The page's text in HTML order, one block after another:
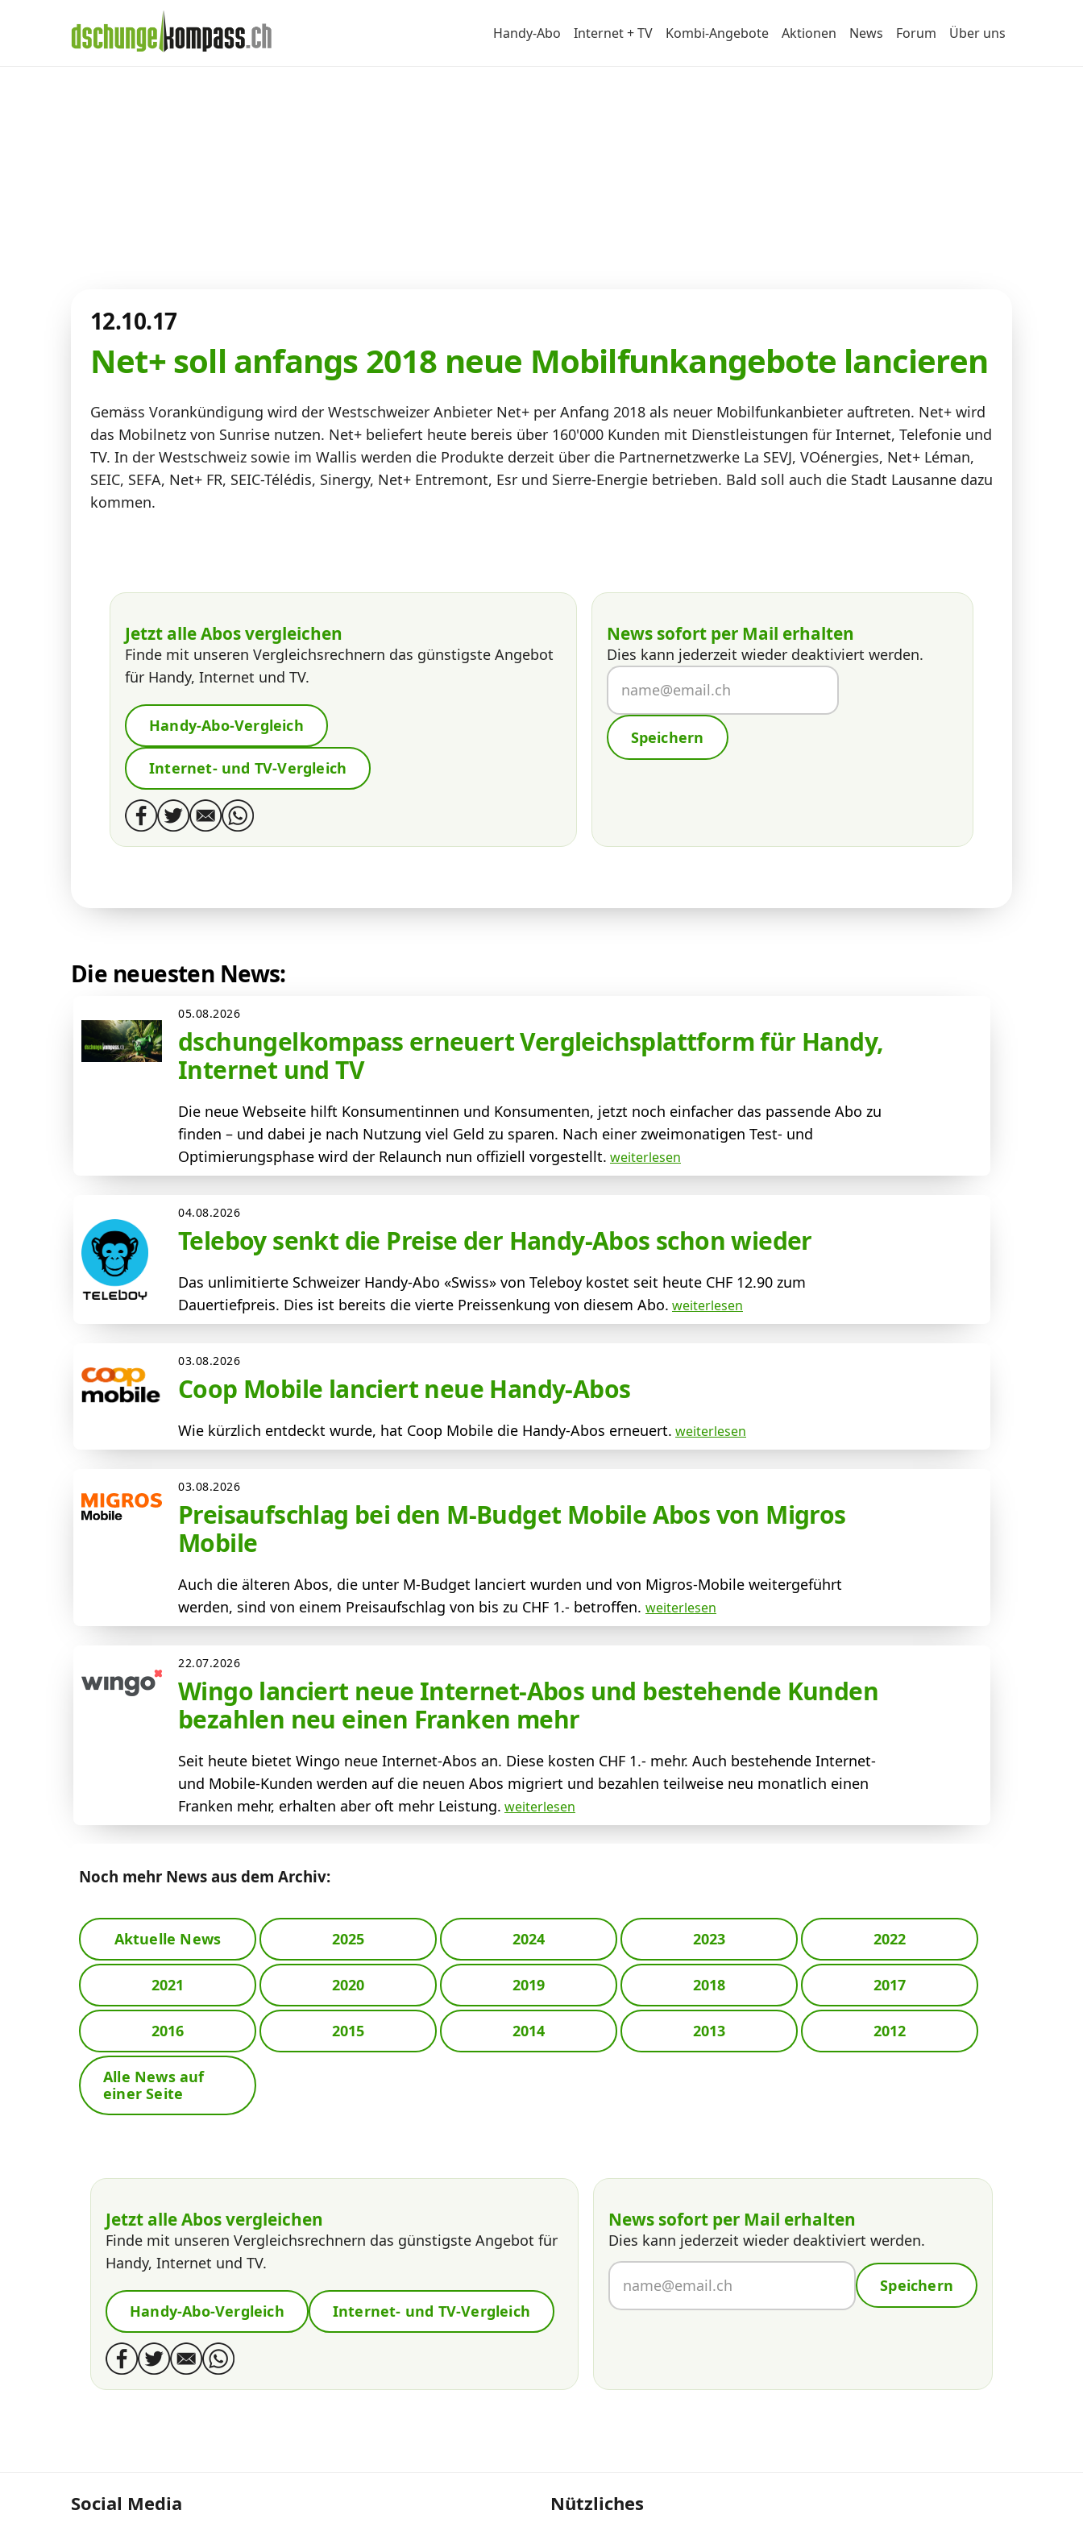
Handy-Abo Internet + TV Kombi-Angebote Aktionen News Forum Über uns
12.10.17
Net+ soll anfangs 2018 neue Mobilfunkangebote lancieren
Gemäss Vorankündigung wird der Westschweizer Anbieter Net+ per Anfang 2018 als neuer Mobilfunkanbieter auftreten. Net+ wird
das Mobilnetz von Sunrise nutzen. Net+ beliefert heute bereis über 160'000 Kunden mit Dienstleistungen für Internet, Telefonie und
TV. In der Westschweiz sowie im Wallis werden die Produkte derzeit über die Partnernetzwerke La SEVJ, VOénergies, Net+ Léman,
SEIC, SEFA, Net+ FR, SEIC-Télédis, Sinergy, Net+ Entremont, Esr und Sierre-Energie betrieben. Bald soll auch die Stadt Lausanne dazu
kommen.
Jetzt alle Abos vergleichen
Finde mit unseren Vergleichsrechnern das günstigste Angebot
für Handy, Internet und TV.
Handy-Abo-Vergleich
Internet- und TV-Vergleich
News sofort per Mail erhalten
Dies kann jederzeit wieder deaktiviert werden.
Speichern
Die neuesten News:
05.08.2026
dschungelkompass erneuert Vergleichsplattform für Handy,
Internet und TV
Die neue Webseite hilft Konsumentinnen und Konsumenten, jetzt noch einfacher das passende Abo zu
finden – und dabei je nach Nutzung viel Geld zu sparen. Nach einer zweimonatigen Test- und
Optimierungsphase wird der Relaunch nun offiziell vorgestellt. weiterlesen
04.08.2026
Teleboy senkt die Preise der Handy-Abos schon wieder
Das unlimitierte Schweizer Handy-Abo «Swiss» von Teleboy kostet seit heute CHF 12.90 zum
Dauertiefpreis. Dies ist bereits die vierte Preissenkung von diesem Abo. weiterlesen
03.08.2026
Coop Mobile lanciert neue Handy-Abos
Wie kürzlich entdeckt wurde, hat Coop Mobile die Handy-Abos erneuert. weiterlesen
03.08.2026
Preisaufschlag bei den M-Budget Mobile Abos von Migros
Mobile
Auch die älteren Abos, die unter M-Budget lanciert wurden und von Migros-Mobile weitergeführt
werden, sind von einem Preisaufschlag von bis zu CHF 1.- betroffen. weiterlesen
22.07.2026
Wingo lanciert neue Internet-Abos und bestehende Kunden
bezahlen neu einen Franken mehr
Seit heute bietet Wingo neue Internet-Abos an. Diese kosten CHF 1.- mehr. Auch bestehende Internet-
und Mobile-Kunden werden auf die neuen Abos migriert und bezahlen teilweise neu monatlich einen
Franken mehr, erhalten aber oft mehr Leistung. weiterlesen
Noch mehr News aus dem Archiv:
Aktuelle News 2025 2024 2023 2022
2021 2020 2019 2018 2017
2016 2015 2014 2013 2012
Alle News auf
einer Seite
Jetzt alle Abos vergleichen
Finde mit unseren Vergleichsrechnern das günstigste Angebot für
Handy, Internet und TV.
Handy-Abo-Vergleich Internet- und TV-Vergleich
News sofort per Mail erhalten
Dies kann jederzeit wieder deaktiviert werden.
Speichern
Social Media Nützliches